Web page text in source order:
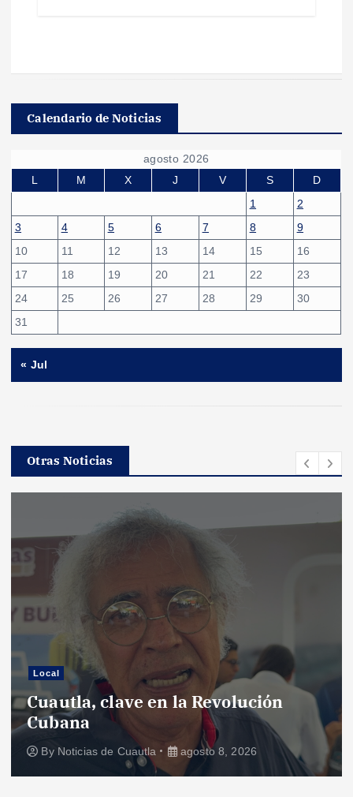
Calendario de Noticias
agosto 2026
L
M X J V S
D
1
2
3
4 5 6 7 8
9
10
11 12 13 14 15
16
17
18 19 20 21 22
23
24
25 26 27 28 29
30
31
« Jul
Otras Noticias
Local
Cuautla, clave en la Revolución
Cubana
By Noticias de Cuautla agosto 8, 2026